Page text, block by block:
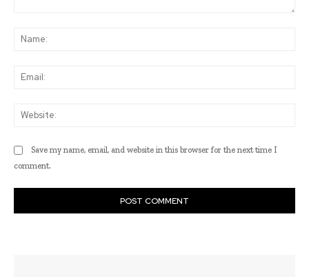
Save my name, email, and website in this browser for the next time I
comment.